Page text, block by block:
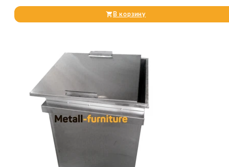
В корзину